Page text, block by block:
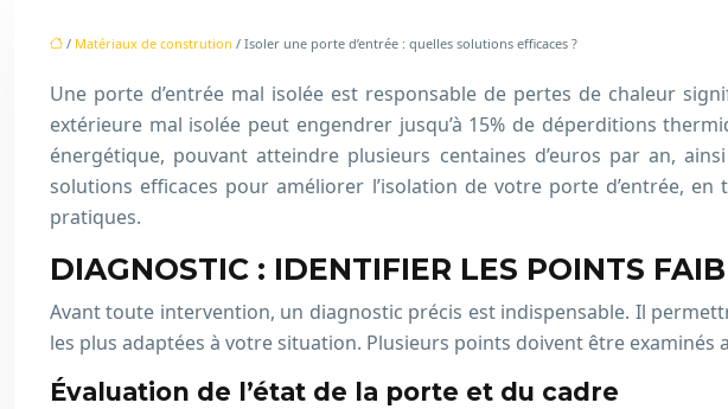
/ Matériaux de constrution / Isoler une porte d’entrée : quelles solutions efficaces ?
Une porte d’entrée mal isolée est responsable de pertes de chaleur
extérieure mal isolée peut engendrer jusqu’à 15% de déperditions
énergétique, pouvant atteindre plusieurs centaines d’euros par an,
solutions efficaces pour améliorer l’isolation de votre porte d’entrée,
pratiques.
DIAGNOSTIC : IDENTIFIER LES POINTS
Avant toute intervention, un diagnostic précis est indispensable. Il
les plus adaptées à votre situation. Plusieurs points doivent être examinés
Évaluation de l’état de la porte et du cadre